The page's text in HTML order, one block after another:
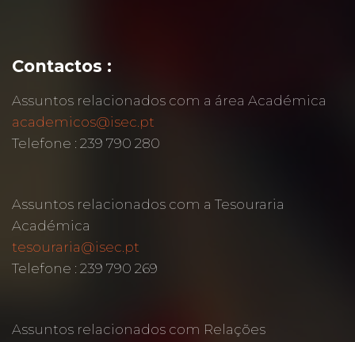
Contactos :
Assuntos relacionados com a área Académica
academicos@isec.pt
Telefone : 239 790 280
Assuntos relacionados com a Tesouraria
Académica
tesouraria@isec.pt
Telefone : 239 790 269
Assuntos relacionados com Relações